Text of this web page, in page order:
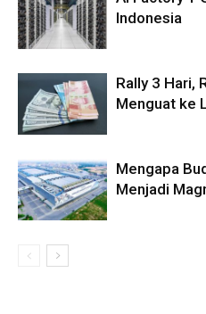
Indonesia
Rally 3 Hari,
Menguat ke
Mengapa
Menjadi